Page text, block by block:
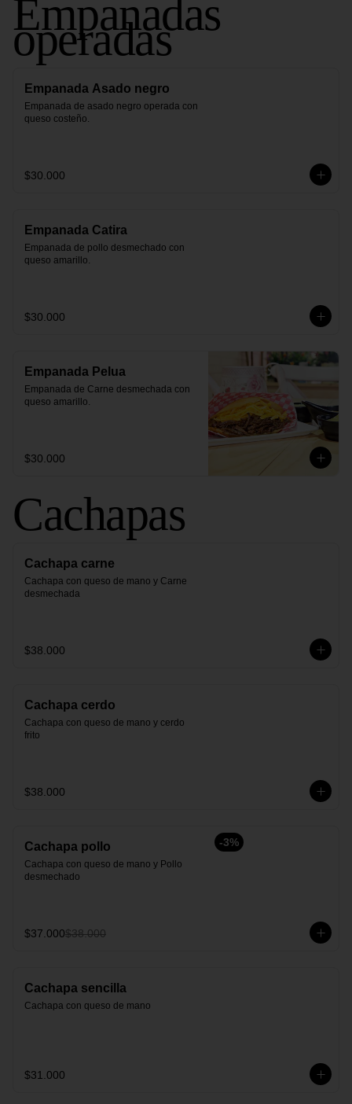
Empanadas
operadas
Empanada Asado negro
Empanada de asado negro operada con
queso costeño.
$30.000
Empanada Catira
Empanada de pollo desmechado con
queso amarillo.
$30.000
Empanada Pelua
Empanada de Carne desmechada con
queso amarillo.
$30.000
Cachapas
Cachapa carne
Cachapa con queso de mano y Carne
desmechada
$38.000
Cachapa cerdo
Cachapa con queso de mano y cerdo
frito
$38.000
-3%
Cachapa pollo
Cachapa con queso de mano y Pollo
desmechado
$37.000$38.000
Cachapa sencilla
Cachapa con queso de mano
$31.000